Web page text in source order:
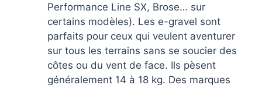
Performance Line SX, Brose… sur
certains modèles). Les e-gravel sont
parfaits pour ceux qui veulent aventurer
sur tous les terrains sans se soucier des
côtes ou du vent de face. Ils pèsent
généralement 14 à 18 kg. Des marques